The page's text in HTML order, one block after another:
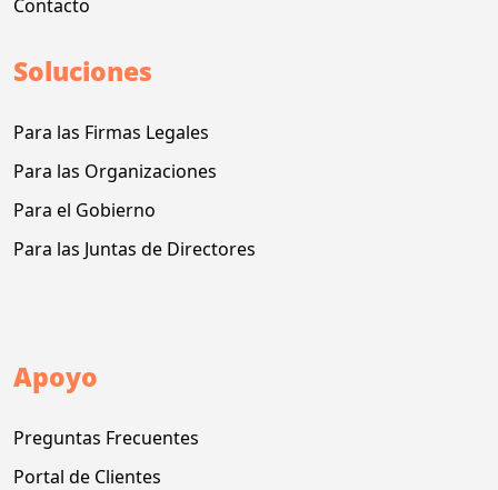
Contacto
Soluciones
Para las Firmas Legales
Para las Organizaciones
Para el Gobierno
Para las Juntas de Directores
Apoyo
Preguntas Frecuentes
Portal de Clientes